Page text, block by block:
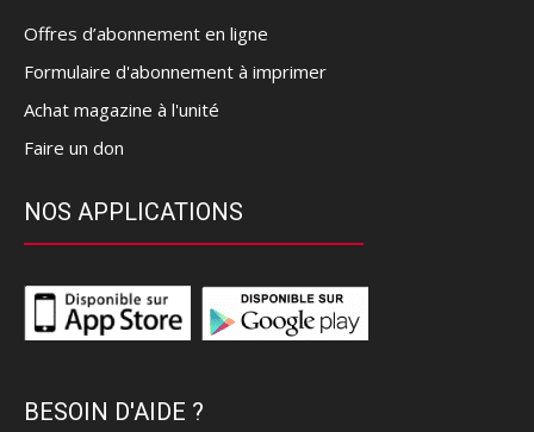
Offres d’abonnement en ligne
Formulaire d'abonnement à imprimer
Achat magazine à l'unité
Faire un don
NOS APPLICATIONS
BESOIN D'AIDE ?